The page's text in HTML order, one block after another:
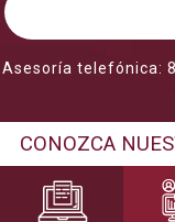
Asesoría telefónica:
CONOZCA